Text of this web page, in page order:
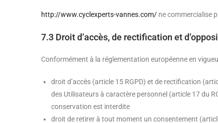
http://www.cyclexperts-vannes.com/ ne commercialise
7.3 Droit d’accès, de rectification et
Conformément à la réglementation européenne en
droit d’accès (article 15 RGPD) et de rectification
des Utilisateurs à caractère personnel (article 17 du
conservation est interdite
droit de retirer à tout moment un consentement